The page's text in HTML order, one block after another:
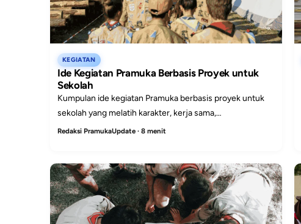
KEGIATAN
Ide Kegiatan Pramuka Berbasis Proyek untuk
Sekolah
Kumpulan ide kegiatan Pramuka berbasis proyek untuk
sekolah yang melatih karakter, kerja sama,
kepemimpinan, kepedulian lingkungan, dan keterampilan
Redaksi PramukaUpdate · 8 menit